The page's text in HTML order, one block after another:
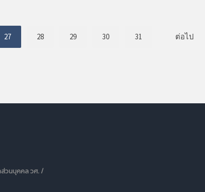
27 28 29 30 31 ต่อไป
วนบุคคล วศ. /